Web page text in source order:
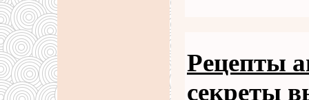
Рецепты
секреты